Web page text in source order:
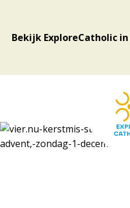
Bekijk ExploreCatholic in